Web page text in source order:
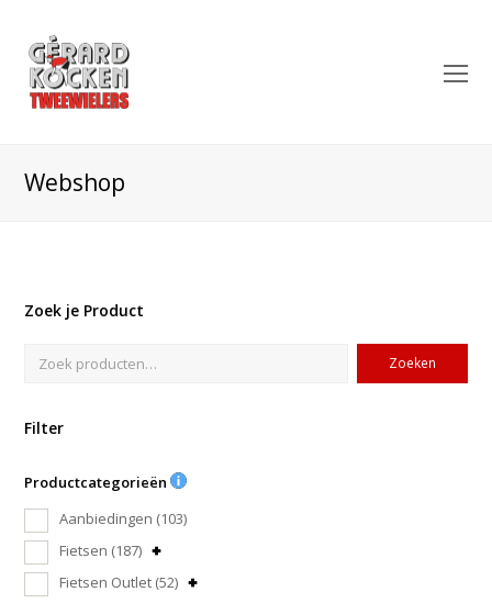
Webshop
Zoek je Product
Zoeken
Filter
Productcategorieën
Aanbiedingen (103)
Fietsen (187)
Fietsen Outlet (52)